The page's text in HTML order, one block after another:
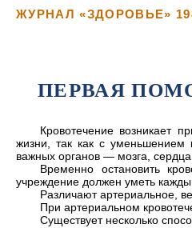
ЖУРНАЛ «ЗДОРОВЬЕ»
ПЕРВАЯ
Кровотечение возникает
жизни, так как с уменьшением
важных органов — мозга,
Временно остановить
учреждение должен уметь
Различают артериальное,
При артериальном
Существует несколько